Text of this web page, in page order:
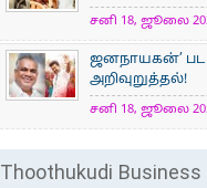
சனி 18, ஜூலை
ஜனநாயகன்’
அறிவுறுத்தல்!
சனி 18, ஜூலை
Thoothukudi